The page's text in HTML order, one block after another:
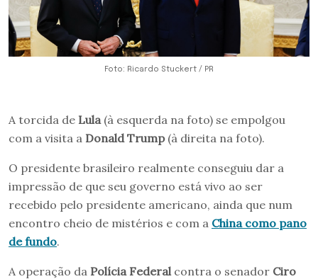
Foto: Ricardo Stuckert / PR
A torcida de Lula (à esquerda na foto) se empolgou
com a visita a Donald Trump(à direita na foto).
O presidente brasileiro realmente conseguiu dar a
impressão de que seu governo está vivo ao ser
recebido pelo presidente americano, ainda que num
encontro cheio de mistérios e com a China como pano
de fundo.
A operação da Polícia Federal contra o senador Ciro